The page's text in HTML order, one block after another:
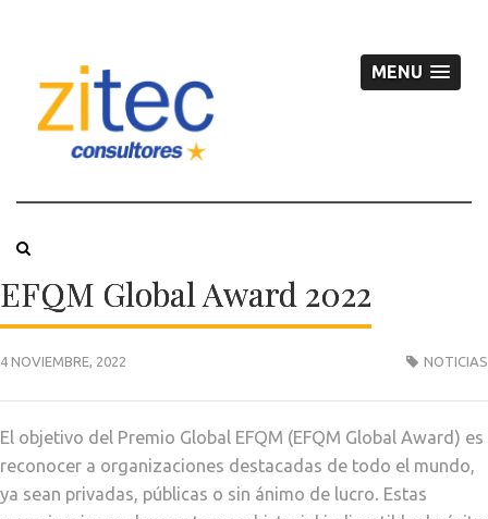
MENU
EFQM Global Award 2022
4 NOVIEMBRE, 2022 NOTICIAS
El objetivo del Premio Global EFQM (EFQM Global Award) es
reconocer a organizaciones destacadas de todo el mundo,
ya sean privadas, públicas o sin ánimo de lucro. Estas